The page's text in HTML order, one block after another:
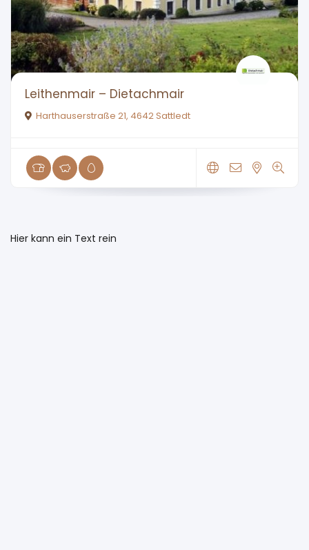
Leithenmair – Dietachmair
Harthauserstraße 21, 4642 Sattledt
Hier kann ein Text rein